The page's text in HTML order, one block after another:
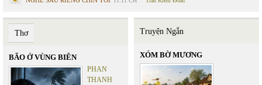
Thơ
BÃO Ở VÙNG BIÊN
PHAN
THANH
Truyện Ngắn
XÓM BỜ MƯƠNG